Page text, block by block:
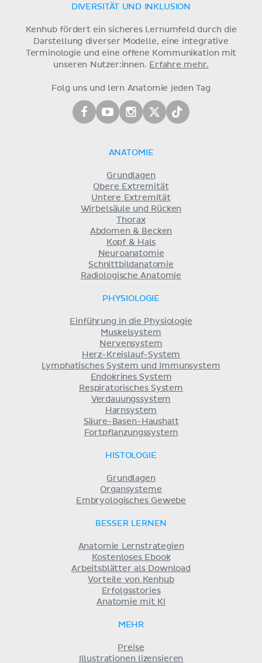
DIVERSITÄT UND INKLUSION
Kenhub fördert ein sicheres Lernumfeld durch die
Darstellung diverser Modelle, eine integrative
Terminologie und eine offene Kommunikation mit
unseren Nutzer:innen. Erfahre mehr.
Folg uns und lern Anatomie jeden Tag
ANATOMIE
Grundlagen
Obere Extremität
Untere Extremität
Wirbelsäule und Rücken
Thorax
Abdomen & Becken
Kopf & Hals
Neuroanatomie
Schnittbildanatomie
Radiologische Anatomie
PHYSIOLOGIE
Einführung in die Physiologie
Muskelsystem
Nervensystem
Herz-Kreislauf-System
Lymphatisches System und Immunsystem
Endokrines System
Respiratorisches System
Verdauungssystem
Harnsystem
Säure-Basen-Haushalt
Fortpflanzungssystem
HISTOLOGIE
Grundlagen
Organsysteme
Embryologisches Gewebe
BESSER LERNEN
Anatomie Lernstrategien
Kostenloses Ebook
Arbeitsblätter als Download
Vorteile von Kenhub
Erfolgsstories
Anatomie mit KI
MEHR
Preise
Illustrationen lizensieren